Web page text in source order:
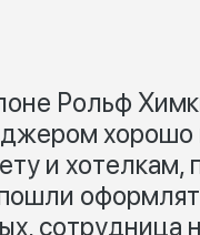
Рольф
хорошо
и хотелкам,
сотрудница